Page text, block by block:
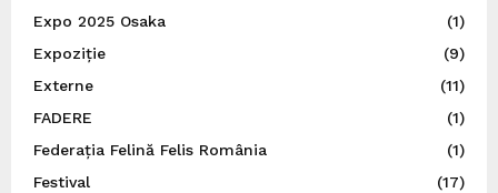
Expo 2025 Osaka
(1)
Expoziție
(9)
Externe
(11)
FADERE
(1)
Federația Felină Felis România
(1)
Festival
(17)